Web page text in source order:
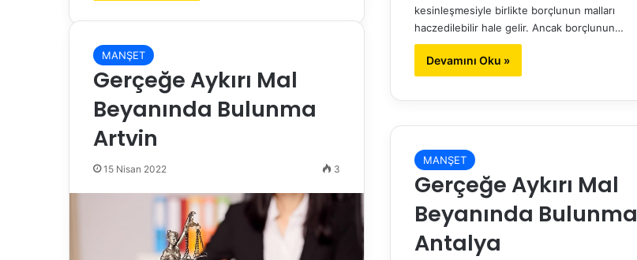
kesinleşmesiyle birlikte borçlunun malları
haczedilebilir hale gelir. Ancak borçlunun…
Devamını Oku »
MANŞET
Gerçeğe Aykırı Mal
Beyanında Bulunma
Artvin
15 Nisan 2022 3
MANŞET
Gerçeğe Aykırı Mal
Beyanında Bulunma
Antalya